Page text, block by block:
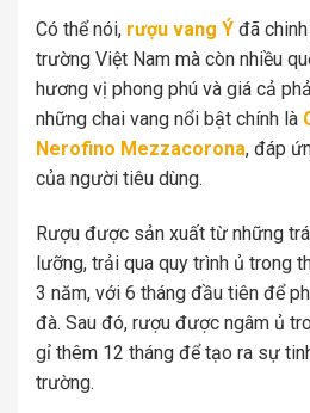
Có thể nói, rượu vang Ý đã
trường Việt Nam mà còn nhiều
hương vị phong phú và giá cả
những chai vang nổi bật chính là
Nerofino Mezzacorona, đáp
của người tiêu dùng.
Rượu được sản xuất từ những
lưỡng, trải qua quy trình ủ trong
3 năm, với 6 tháng đầu tiên để
đà. Sau đó, rượu được ngâm ủ
gỉ thêm 12 tháng để tạo ra sự
trường.